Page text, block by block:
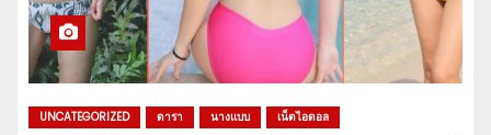
UNCATEGORIZED ดารา นางแบบ เน็ตไอดอล